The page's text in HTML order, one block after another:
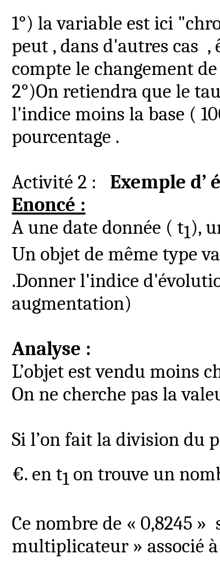
1°) la variable est ici
peut , dans d'autres cas ,
compte le changement
2°)On retiendra que le
l'indice moins la base (
pourcentage .
Activité 2 :
Exemple d’
Enoncé :
A une date donnée ( t1),
Un objet de même type
.Donner l'indice
augmentation)
Analyse :
L’objet est vendu moins
On ne cherche pas la
Si l’on fait la division du
€. ent1 on trouve un
Ce nombre de « 0,8245 »
multiplicateur » associé